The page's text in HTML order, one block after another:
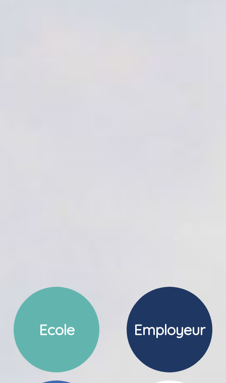
Ecole Employeur